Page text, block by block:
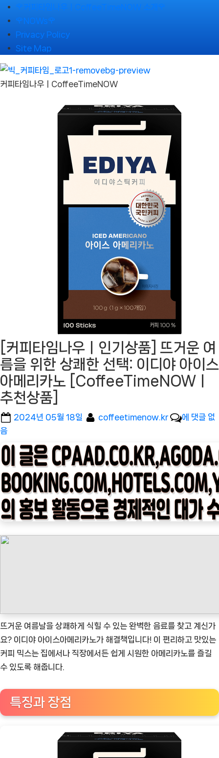
Skip
to
content
🌹커피타임나우ㅣCoffeeTimeNOW 소개🌹
🌹NOWs🌹
Privacy Policy
Site Map
커피타임나우ㅣCoffeeTimeNOW
[커피타임나우ㅣ인기상품] 뜨거운 여
름을 위한 상쾌한 선택: 이디야 아이스
아메리카노 [CoffeeTimeNOWㅣ
추천상품]
Posted
2024년 05월 18일 By
coffeetimenow.kr
[커
타
임
나
우
ㅣ
인
름
을
위
쾌
선
에 댓글 없
음
뜨거운 여름날을 상쾌하게 식힐 수 있는 완벽한 음료를 찾고 계신가
요? 이디야 아이스아메리카노가 해결책입니다! 이 편리하고 맛있는
커피 믹스는 집에서나 직장에서든 쉽게 시원한 아메리카노를 즐길
수 있도록 해줍니다.
특징과 장점